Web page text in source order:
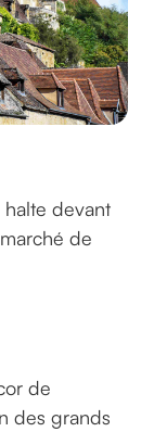
devant
de
de
des grands